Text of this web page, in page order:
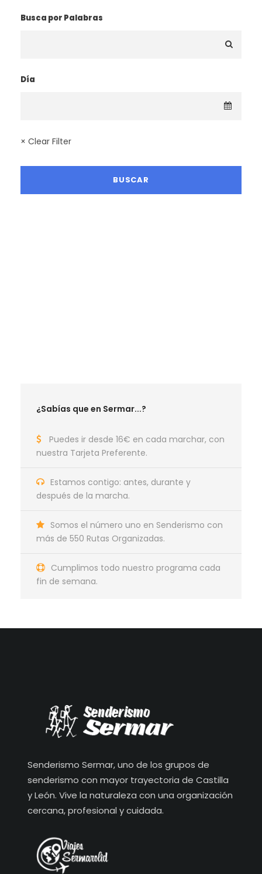
Busca por Palabras
Día
× Clear Filter
¿Sabías que en Sermar...?
Puedes ir desde 16€ en cada marchar, con
nuestra Tarjeta Preferente.
Estamos contigo: antes, durante y
después de la marcha.
Somos el número uno en Senderismo con
más de 550 Rutas Organizadas.
Cumplimos todo nuestro programa cada
fin de semana.
Senderismo Sermar, uno de los grupos de
senderismo con mayor trayectoria de Castilla
y León. Vive la naturaleza con una organización
cercana, profesional y cuidada.